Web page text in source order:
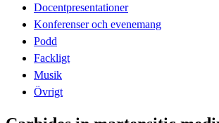
Docentpresentationer
Konferenser och evenemang
Podd
Fackligt
Musik
Övrigt